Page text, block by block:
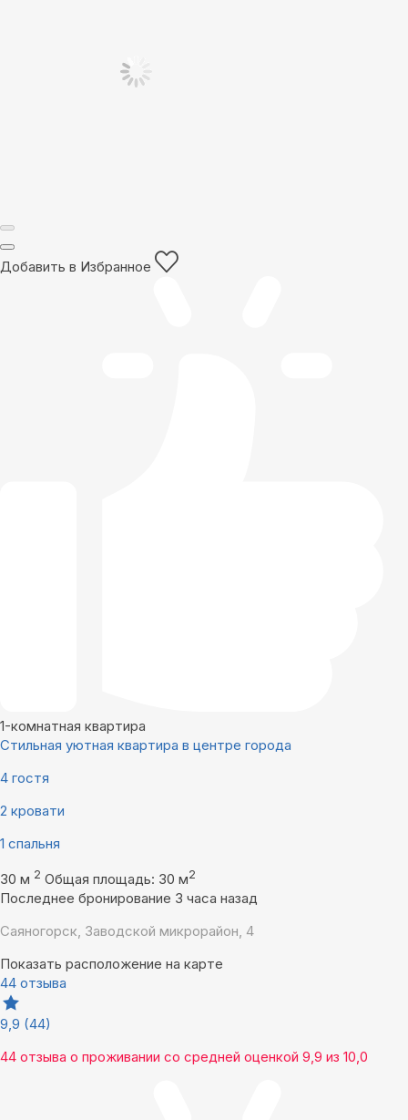
Добавить в Избранное
1-комнатная квартира
Стильная уютная квартира в центре города
4 гостя
2 кровати
1 спальня
30 м 2 Общая площадь: 30 м2
Последнее бронирование 3 часа назад
Саяногорск, Заводской микрорайон, 4
Показать расположение на карте
44 отзыва
9,9 (44)
44 отзыва о проживании со средней оценкой 9,9 из 10,0